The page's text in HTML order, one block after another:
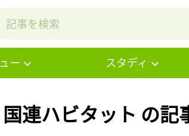
ー スタディ
連ハビタット の記